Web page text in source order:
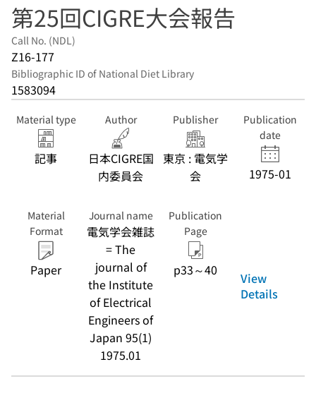
第25回CIGRE大会報告
Call No. (NDL)
Z16-177
Bibliographic ID of National Diet Library
1583094
Material type
記事
Author
日本CIGRE国
内委員会
Publisher
東京 : 電気学
会
Publication
date
1975-01
Material
Format
Paper
Journal name
電気学会雑誌
= The
journal of
the Institute
of Electrical
Engineers of
Japan 95(1)
1975.01
Publication
Page
p33～40
View
Details